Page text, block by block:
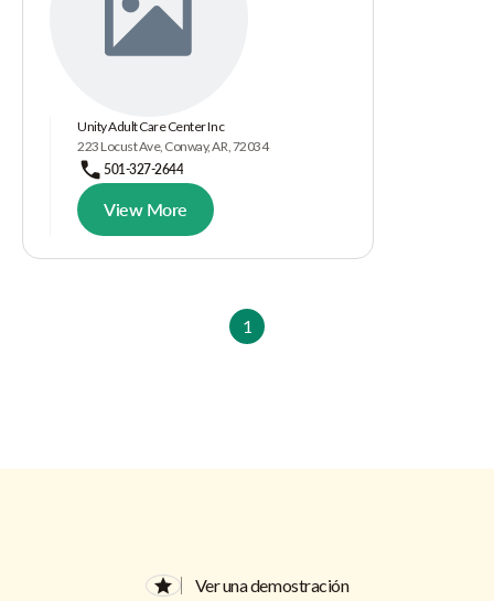
Unity Adult Care Center Inc
223 Locust Ave, Conway, AR, 72034
501-327-2644
View More
1
Ver una demostración